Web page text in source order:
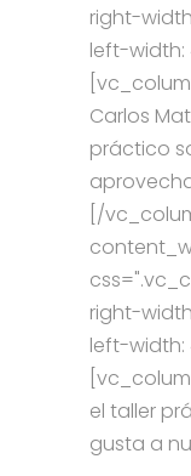
right-
left-width:
Carlos
práctico
[/
right-
left-width:
el taller
gusta a